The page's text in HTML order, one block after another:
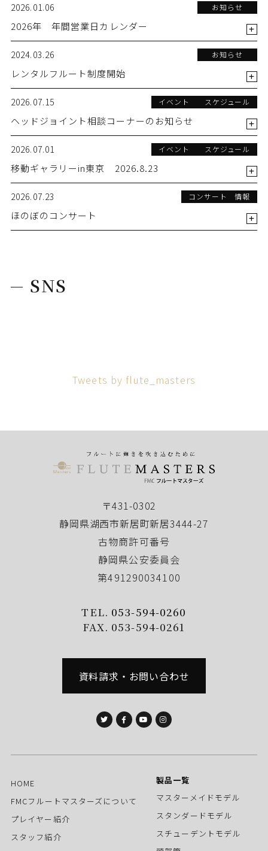
2026.01.06 お知らせ
2026年 年間営業日カレンダー
2024.03.26 お知らせ
レンタルフルート制度開始
2026.07.15 イベント スケジュール
ヘッドジョイント相談コーナーのお知らせ
2026.07.01 イベント スケジュール
移動ギャラリーin東京 2026.8.23
2026.07.23 コンサート 情報
ほのぼのコンサート
SNS
Tweets by flute_masters
〒431-0302
静岡県湖西市新居町新居3444-27
古物商許可番号
静岡県公安委員会
第491290034100
TEL. 053-594-0260
FAX. 053-594-0261
資料請求・お問い合わせ
HOME
FMCフルートマスターズについて
プレイヤー紹介
スタッフ紹介
製品一覧
マスターメイドモデル
スタンダードモデル
スチューデントモデル